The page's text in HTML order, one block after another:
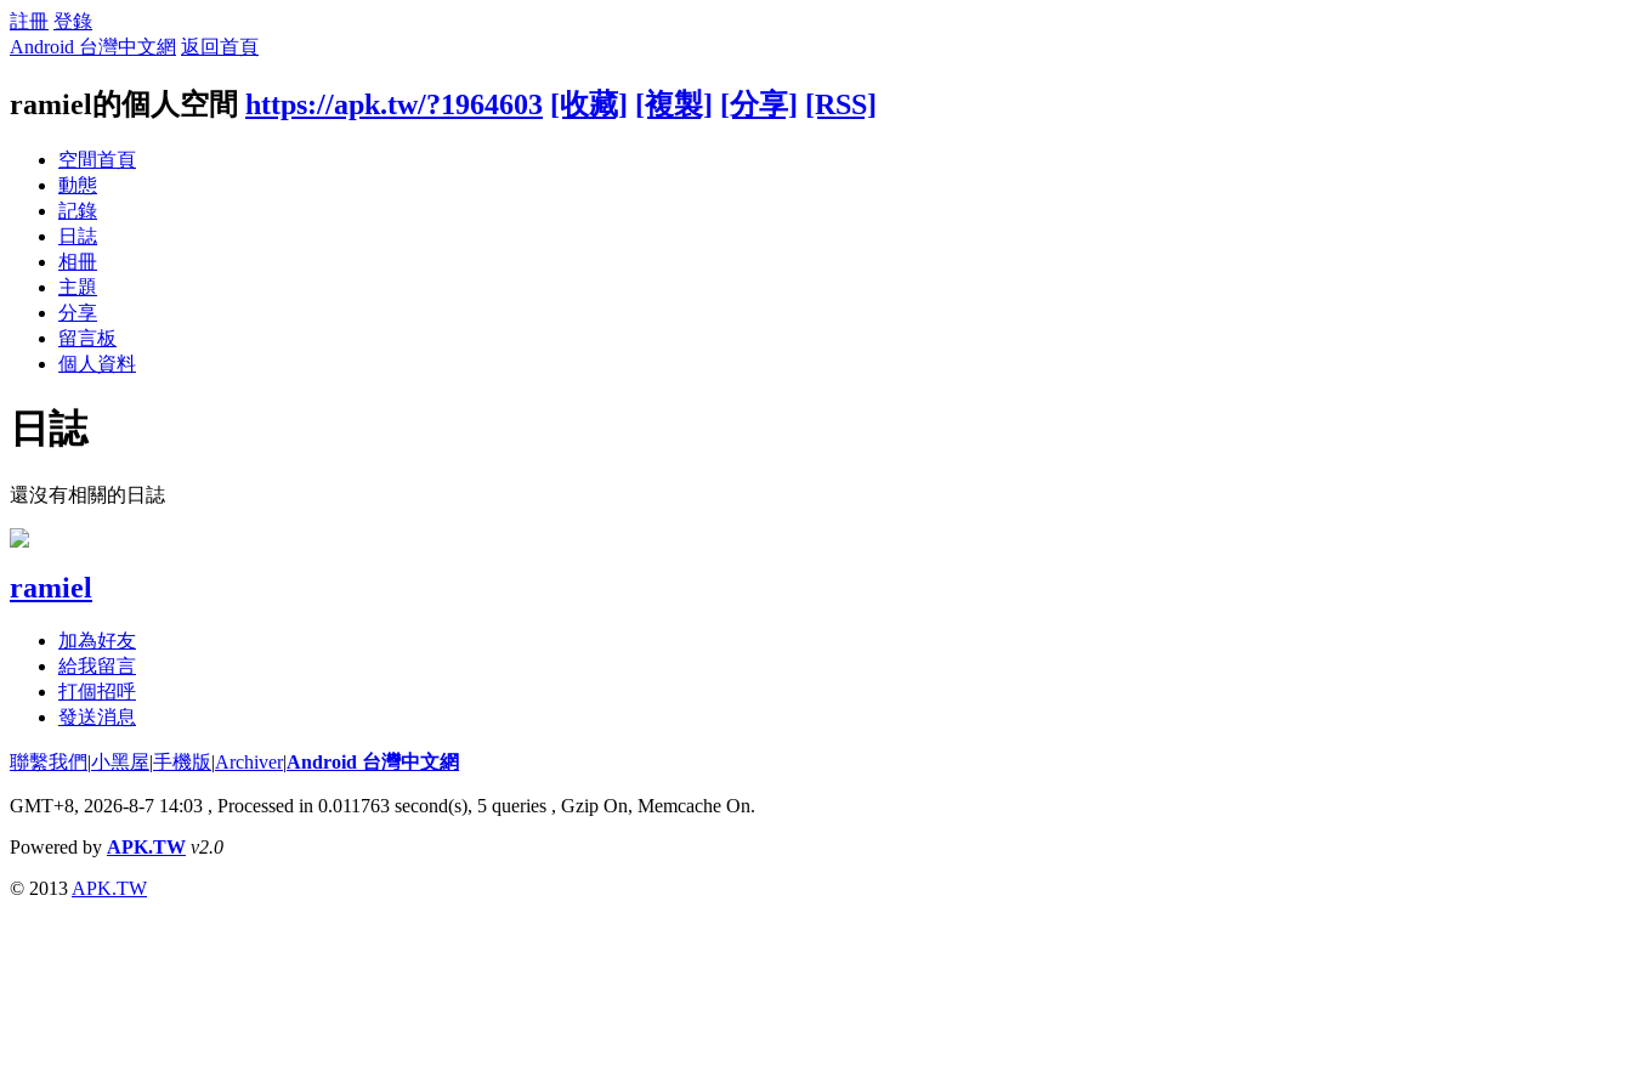
註冊 登錄
Android 台灣中文網 返回首頁
ramiel的個人空間 https://apk.tw/?1964603 [收藏] [複製] [分享] [RSS]
空間首頁
動態
記錄
日誌
相冊
主題
分享
留言板
個人資料
日誌
還沒有相關的日誌
ramiel
加為好友
給我留言
打個招呼
發送消息
聯繫我們|小黑屋|手機版|Archiver|Android 台灣中文網
GMT+8, 2026-8-7 14:03 , Processed in 0.011763 second(s), 5 queries , Gzip On, Memcache On.
Powered by APK.TW v2.0
© 2013 APK.TW